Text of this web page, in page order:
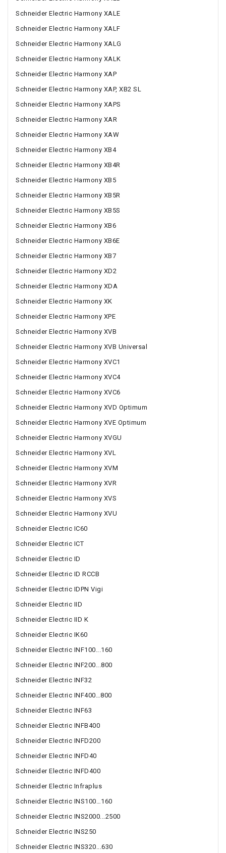
Schneider Electric Harmony XALE
Schneider Electric Harmony XALF
Schneider Electric Harmony XALG
Schneider Electric Harmony XALK
Schneider Electric Harmony XAP
Schneider Electric Harmony XAP, XB2 SL
Schneider Electric Harmony XAPS
Schneider Electric Harmony XAR
Schneider Electric Harmony XAW
Schneider Electric Harmony XB4
Schneider Electric Harmony XB4R
Schneider Electric Harmony XB5
Schneider Electric Harmony XB5R
Schneider Electric Harmony XB5S
Schneider Electric Harmony XB6
Schneider Electric Harmony XB6E
Schneider Electric Harmony XB7
Schneider Electric Harmony XD2
Schneider Electric Harmony XDA
Schneider Electric Harmony XK
Schneider Electric Harmony XPE
Schneider Electric Harmony XVB
Schneider Electric Harmony XVB Universal
Schneider Electric Harmony XVC1
Schneider Electric Harmony XVC4
Schneider Electric Harmony XVC6
Schneider Electric Harmony XVD Optimum
Schneider Electric Harmony XVE Optimum
Schneider Electric Harmony XVGU
Schneider Electric Harmony XVL
Schneider Electric Harmony XVM
Schneider Electric Harmony XVR
Schneider Electric Harmony XVS
Schneider Electric Harmony XVU
Schneider Electric IC60
Schneider Electric ICT
Schneider Electric ID
Schneider Electric ID RCCB
Schneider Electric IDPN Vigi
Schneider Electric IID
Schneider Electric IID K
Schneider Electric IK60
Schneider Electric INF100...160
Schneider Electric INF200...800
Schneider Electric INF32
Schneider Electric INF400…800
Schneider Electric INF63
Schneider Electric INFB400
Schneider Electric INFD200
Schneider Electric INFD40
Schneider Electric INFD400
Schneider Electric Infraplus
Schneider Electric INS100…160
Schneider Electric INS2000...2500
Schneider Electric INS250
Schneider Electric INS320...630